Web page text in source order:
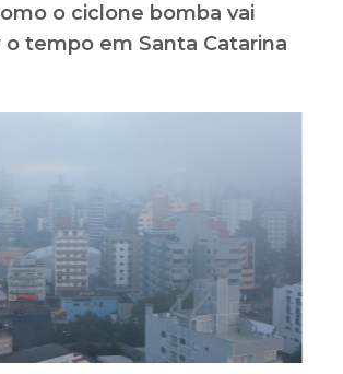
o ciclone bomba vai
o tempo em Santa Catarina